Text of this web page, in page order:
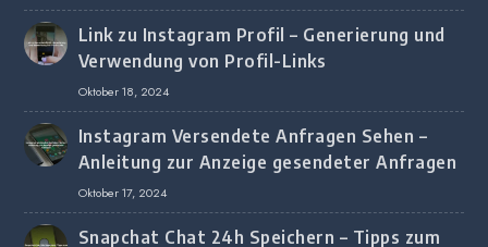
Link zu Instagram Profil – Generierung und
Verwendung von Profil-Links
Oktober 18, 2024
Instagram Versendete Anfragen Sehen –
Anleitung zur Anzeige gesendeter Anfragen
Oktober 17, 2024
Snapchat Chat 24h Speichern – Tipps zum